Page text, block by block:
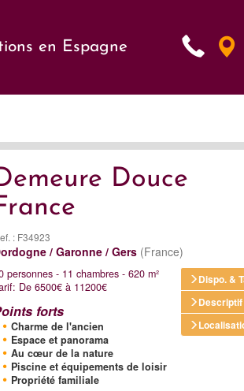
en Espagne
Douce
: F34923
/ Garonne / Gers (France)
Dispo. &
Descriptif
personnes - 11 chambres - 620 m²
De 6500€ à 11200€
forts
Charme de l'ancien
Espace et panorama
Au cœur de la nature
Piscine et équipements de loisir
Propriété familiale